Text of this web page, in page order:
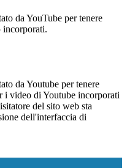
da YouTube per tenere
incorporati.
da Youtube per tenere
i video di Youtube incorporati
del sito web sta
dell'interfaccia di